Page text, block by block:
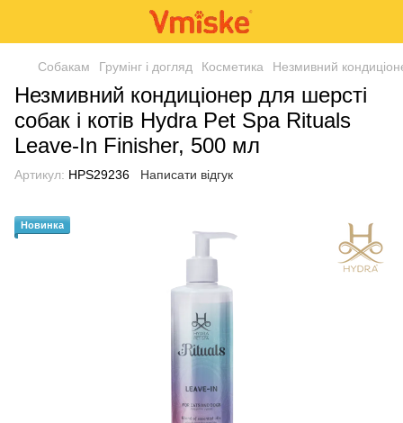
Собакам Грумінг і догляд Косметика Незмивний
Незмивний кондиціонер для шерсті
собак і котів Hydra Pet Spa Rituals
Leave-In Finisher, 500 мл
Артикул: HPS29236 Написати відгук
Новинка